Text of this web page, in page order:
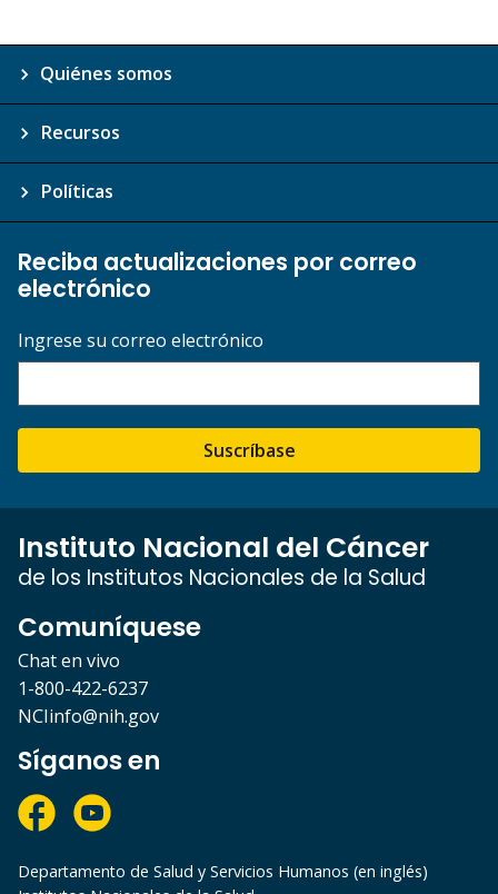
Quiénes somos
Recursos
Políticas
Reciba actualizaciones por correo
electrónico
Ingrese su correo electrónico
Suscríbase
Instituto Nacional del Cáncer
de los Institutos Nacionales de la Salud
Comuníquese
Chat en vivo
1-800-422-6237
NCIinfo@nih.gov
Síganos en
Departamento de Salud y Servicios Humanos (en inglés)